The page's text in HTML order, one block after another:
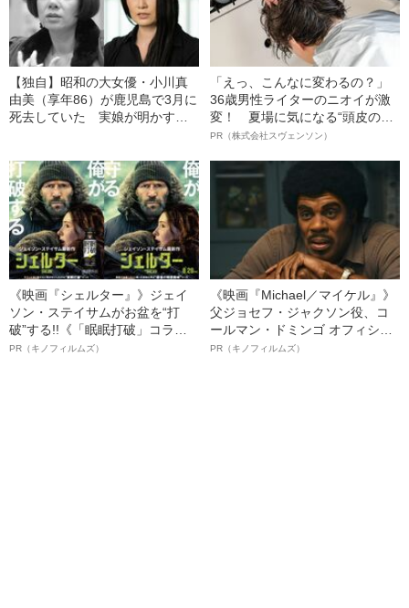
【独自】昭和の大女優・小川真
由美（享年86）が鹿児島で3月に
死去していた 実娘が明かす
「えっ、こんなに変わるの？」
36歳男性ライターのニオイが激
変！ 夏場に気になる“頭皮のニ
オイ”や“ベタつき”を解消す
ト”が生み出した徹底ケアとは
PR（株式会社スヴェンソン）
《映画『シェルター』》ジェイ
ソン・ステイサムがお盆を“打
破”する!!《「眠眠打破」コラ
ボ》
PR（キノフィルムズ）
《映画『Michael／マイケル』》
父ジョセフ・ジャクソン役、コ
ールマン・ドミンゴ オフィシャ
ルインタビュー“観客を魅了した
PR（キノフィルムズ）